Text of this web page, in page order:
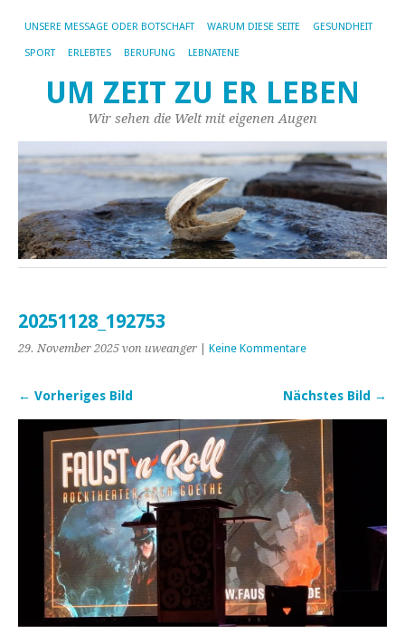
UNSERE MESSAGE ODER BOTSCHAFT WARUM DIESE SEITE GESUNDHEIT
SPORT ERLEBTES BERUFUNG LEBNATENE
UM ZEIT ZU ER LEBEN
Wir sehen die Welt mit eigenen Augen
20251128_192753
29. November 2025 von uweanger | Keine Kommentare
← Vorheriges Bild Nächstes Bild →